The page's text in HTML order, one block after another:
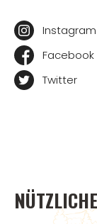
Instagram
Facebook
Twitter